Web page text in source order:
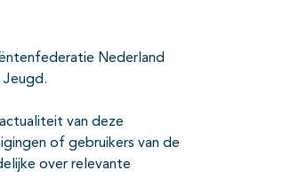
Nederland
Jeugd.
van deze
of gebruikers van de
over relevante